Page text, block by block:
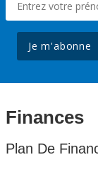
Je m'abonne
Finances
Plan De